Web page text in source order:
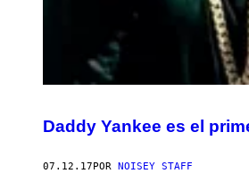
Daddy Yankee es el
07.12.17POR NOISEY STAFF